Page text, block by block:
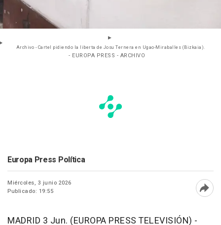
Archivo - Cartel pidiendo la liberta de Josu Ternera en Ugao-Miraballes (Bizkaia).
- EUROPA PRESS - ARCHIVO
Europa Press Política
Miércoles, 3 junio 2026
Publicado: 19:55
MADRID 3 Jun. (EUROPA PRESS TELEVISIÓN) -